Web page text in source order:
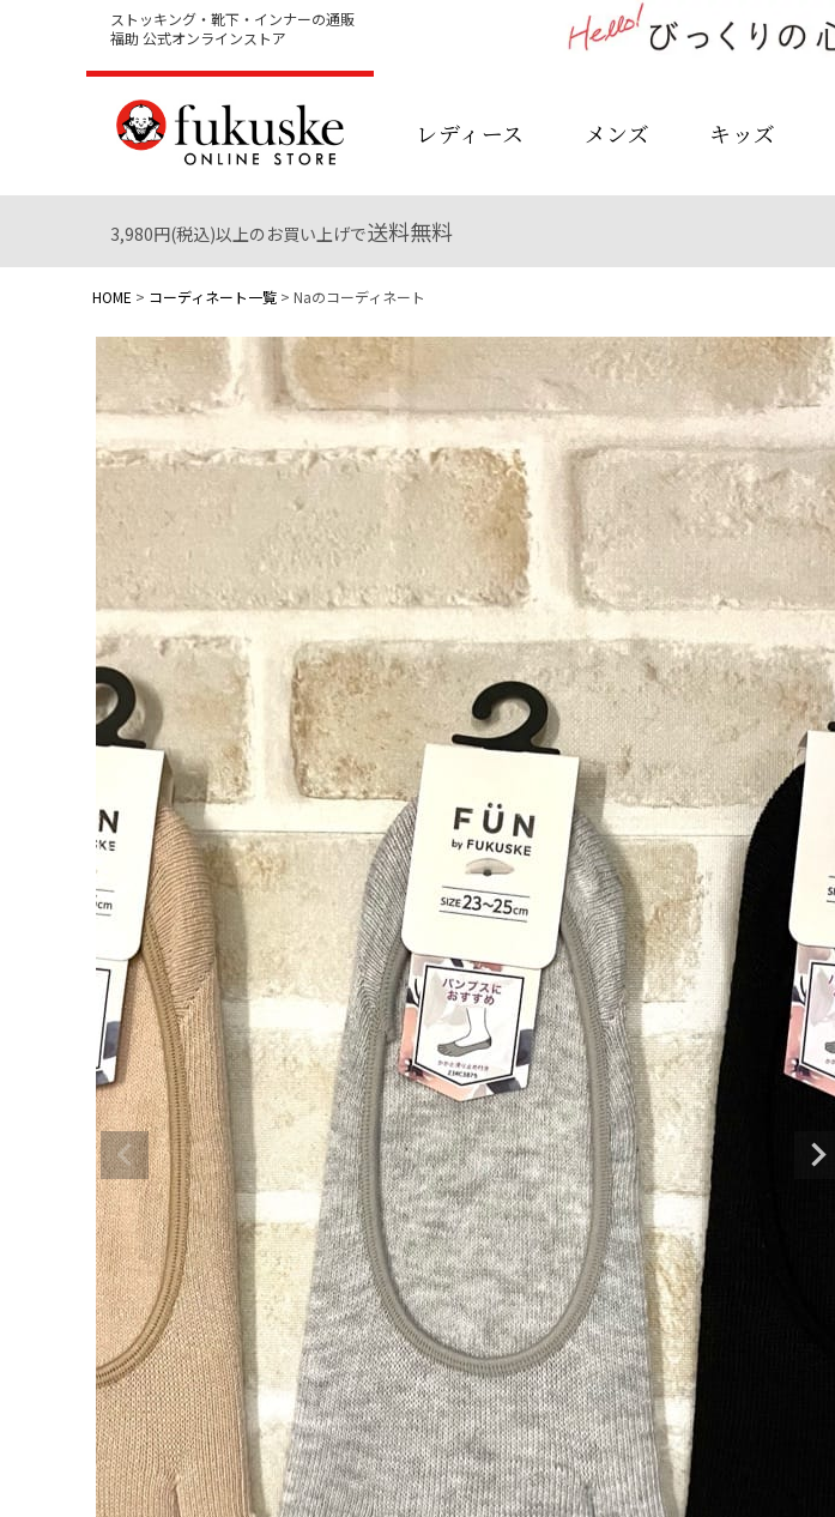
ストッキング・靴下・インナーの通販
福助 公式オンラインストア
レディース メンズ キッズ
3,980円(税込)以上のお買い上げで送料無料
HOME コーディネート一覧 Naのコーディネート